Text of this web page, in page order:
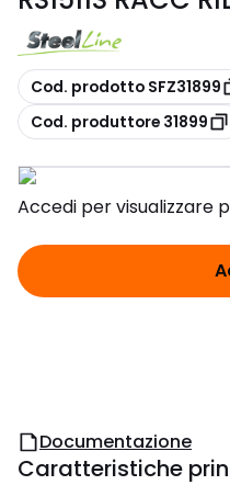
copia
Cod. prodotto SFZ31899
copia
Cod. produttore 31899
Accedi per visualizzare
Documentazione
Caratteristiche